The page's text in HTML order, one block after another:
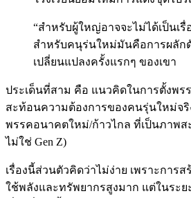
“สำหรับผู้ใหญ่อาจจะไม่ได้เป็นเรื่
สำหรับคนุร่นใหม่มันคือการผลัก
เปลี่ยนแปลงครั้งแรกๆ ของเขา
ประเด็นที่สาม คือ แนวคิดในการตั้งพร
สะท้อนความต้องการของคนรุ่นใหม่จริ
พรรคอนาคตใหม่/ก้าวไกล ที่เป็นภาพส
ไม่ใช่ Gen Z)
เรื่องนี้ส่วนตัวคิดว่าไม่ง่าย เพราะการส
ใช้พลังและทรัพยากรสูงมาก แต่ในระย